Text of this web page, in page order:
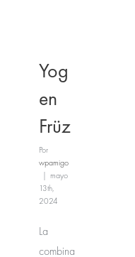
Yog
en
Früz
Por
wpamigo
| mayo
13th,
2024
La
combina